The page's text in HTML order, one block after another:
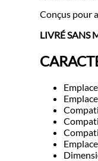
Conçus pour
LIVRÉ SANS
CARACT